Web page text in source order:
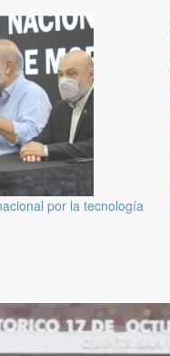
por la tecnología